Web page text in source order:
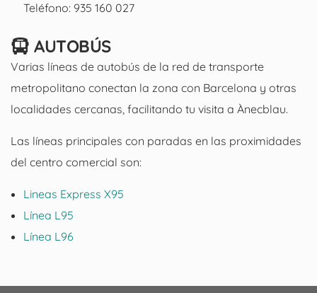
Teléfono: 935 160 027
AUTOBÚS
Varias líneas de autobús de la red de transporte
metropolitano conectan la zona con Barcelona y otras
localidades cercanas, facilitando tu visita a Ànecblau.
Las líneas principales con paradas en las proximidades
del centro comercial son:
Lineas Express X95
Línea L95
Línea L96